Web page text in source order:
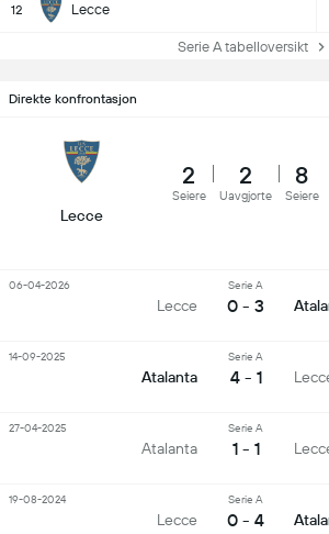
12 Lecce
Serie A tabelloversikt
Direkte konfrontasjon
Lecce
2
Seiere
2
Uavgjorte
8
Seiere
Lecce
Serie A
0 - 3
06-04-2026
Atalanta
Serie A
4 - 1
14-09-2025
Atalanta
Serie A
1 - 1
27-04-2025
Lecce
Serie A
0 - 4
19-08-2024